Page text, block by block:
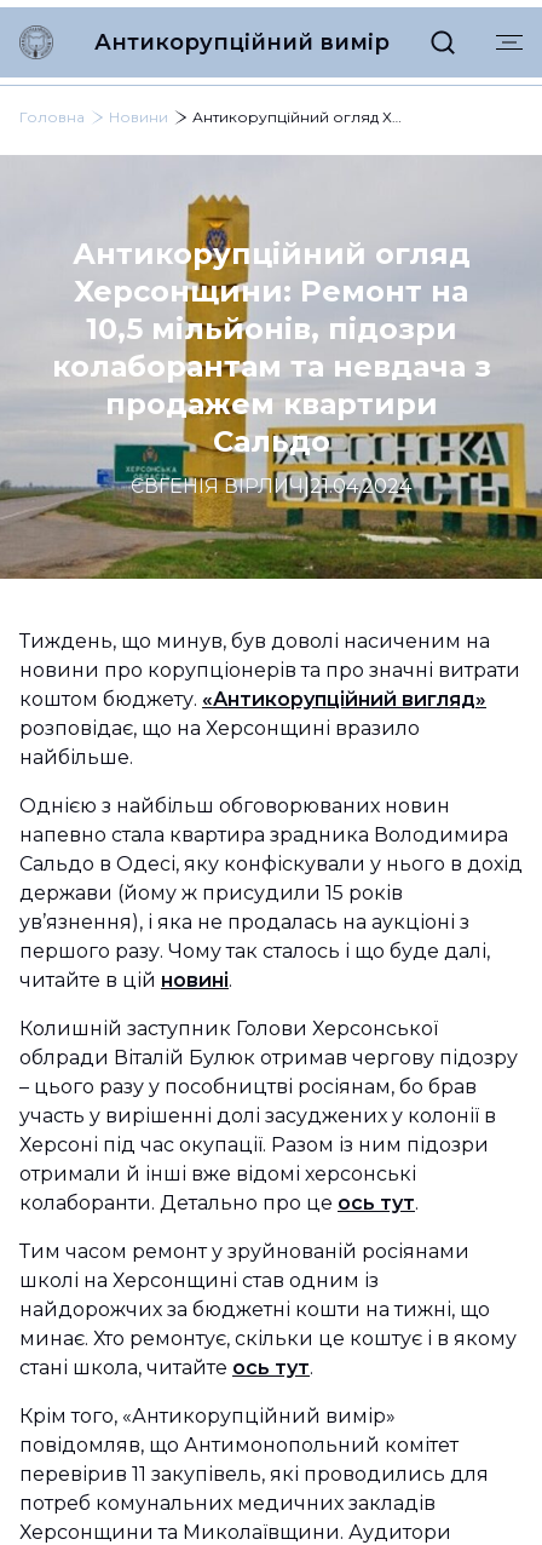
Антикорупційний вимір
Головна Новини Антикорупційний огляд Херсонщини: Ремонт на 10,5 мільйонів, підозри колаборантам та невдача з продажем квартири Сальдо
Антикорупційний огляд
Херсонщини: Ремонт на
10,5 мільйонів, підозри
колаборантам та невдача з
продажем квартири
Сальдо
ЄВГЕНІЯ ВІРЛИЧ| 21.04.2024
Тиждень, що минув, був доволі насиченим на
новини про корупціонерів та про значні витрати
коштом бюджету. «Антикорупційний вигляд»
розповідає, що на Херсонщині вразило
найбільше.
Однією з найбільш обговорюваних новин
напевно стала квартира зрадника Володимира
Сальдо в Одесі, яку конфіскували у нього в дохід
держави (йому ж присудили 15 років
ув’язнення), і яка не продалась на аукціоні з
першого разу. Чому так сталось і що буде далі,
читайте в цій новині.
Колишній заступник Голови Херсонської
облради Віталій Булюк отримав чергову підозру
– цього разу у пособництві росіянам, бо брав
участь у вирішенні долі засуджених у колонії в
Херсоні під час окупації. Разом із ним підозри
отримали й інші вже відомі херсонські
колаборанти. Детально про це ось тут.
Тим часом ремонт у зруйнованій росіянами
школі на Херсонщині став одним із
найдорожчих за бюджетні кошти на тижні, що
минає. Хто ремонтує, скільки це коштує і в якому
стані школа, читайте ось тут.
Крім того, «Антикорупційний вимір»
повідомляв, що Антимонопольний комітет
перевірив 11 закупівель, які проводились для
потреб комунальних медичних закладів
Херсонщини та Миколаївщини. Аудитори